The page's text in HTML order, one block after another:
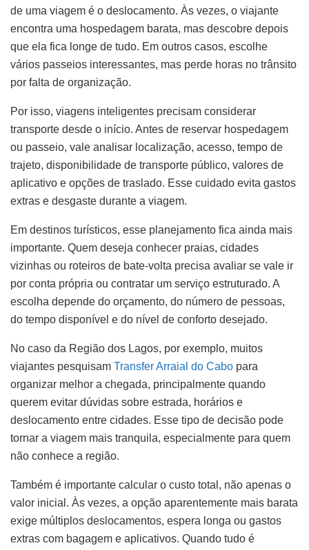
de uma viagem é o deslocamento. Às vezes, o viajante
encontra uma hospedagem barata, mas descobre depois
que ela fica longe de tudo. Em outros casos, escolhe
vários passeios interessantes, mas perde horas no trânsito
por falta de organização.
Por isso, viagens inteligentes precisam considerar
transporte desde o início. Antes de reservar hospedagem
ou passeio, vale analisar localização, acesso, tempo de
trajeto, disponibilidade de transporte público, valores de
aplicativo e opções de traslado. Esse cuidado evita gastos
extras e desgaste durante a viagem.
Em destinos turísticos, esse planejamento fica ainda mais
importante. Quem deseja conhecer praias, cidades
vizinhas ou roteiros de bate-volta precisa avaliar se vale ir
por conta própria ou contratar um serviço estruturado. A
escolha depende do orçamento, do número de pessoas,
do tempo disponível e do nível de conforto desejado.
No caso da Região dos Lagos, por exemplo, muitos
viajantes pesquisam Transfer Arraial do Cabo para
organizar melhor a chegada, principalmente quando
querem evitar dúvidas sobre estrada, horários e
deslocamento entre cidades. Esse tipo de decisão pode
tornar a viagem mais tranquila, especialmente para quem
não conhece a região.
Também é importante calcular o custo total, não apenas o
valor inicial. Às vezes, a opção aparentemente mais barata
exige múltiplos deslocamentos, espera longa ou gastos
extras com bagagem e aplicativos. Quando tudo é